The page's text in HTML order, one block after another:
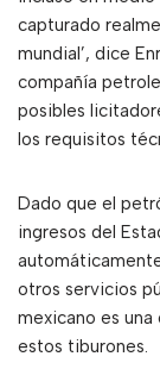
capturado
mundial’, dice
compañía
posibles
los requisitos
Dado que el
ingresos del
otros servicios
mexicano es
estos tiburones.